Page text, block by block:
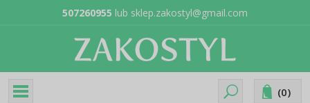
507260955 lub sklep.zakostyl@gmail.com
(0)